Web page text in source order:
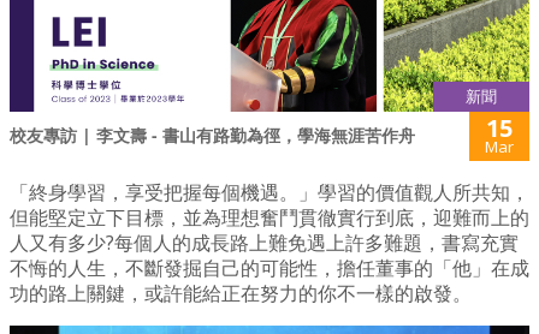
新聞
校友專訪 | 李文壽 - 書山有路勤為徑，學海無涯苦作舟 15
Mar
「終身學習，享受把握每個機遇。」學習的價值觀人所共知，
但能堅定立下目標，並為理想奮鬥貫徹實行到底，迎難而上的
人又有多少?每個人的成長路上難免遇上許多難題，書寫充實
不悔的人生，不斷發掘自己的可能性，擔任董事的「他」在成
功的路上關鍵，或許能給正在努力的你不一樣的啟發。